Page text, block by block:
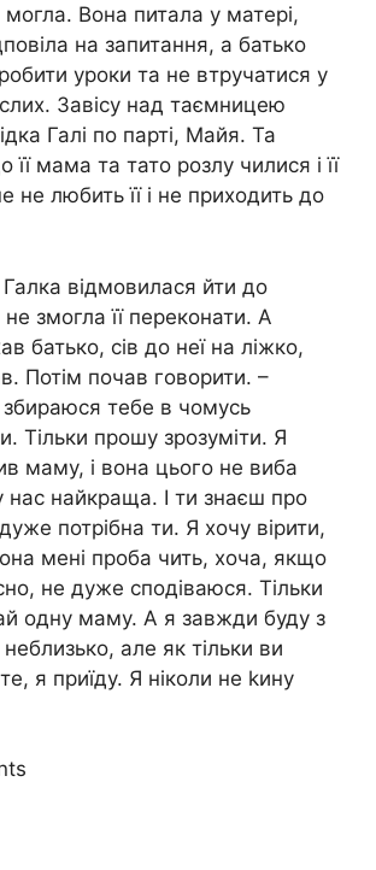
могла. Вона питала у матері,
на запитання, а батько
робити уроки та не втручатися у
Завісу над таємницею
Галі по парті, Майя. Та
її мама та тато розлу чилися і її
не любить її і не приходить до
відмовилася йти до
змогла її переконати. А
батько, сів до неї на ліжко,
Потім почав говорити. –
тебе в чомусь
Тільки прошу зрозуміти. Я
маму, і вона цього не виба
найкраща. І ти знаєш про
потрібна ти. Я хочу вірити,
мені проба чить, хоча, якщо
не дуже сподіваюся. Тільки
одну маму. А я завжди буду з
але як тільки ви
я приїду. Я ніколи не kину